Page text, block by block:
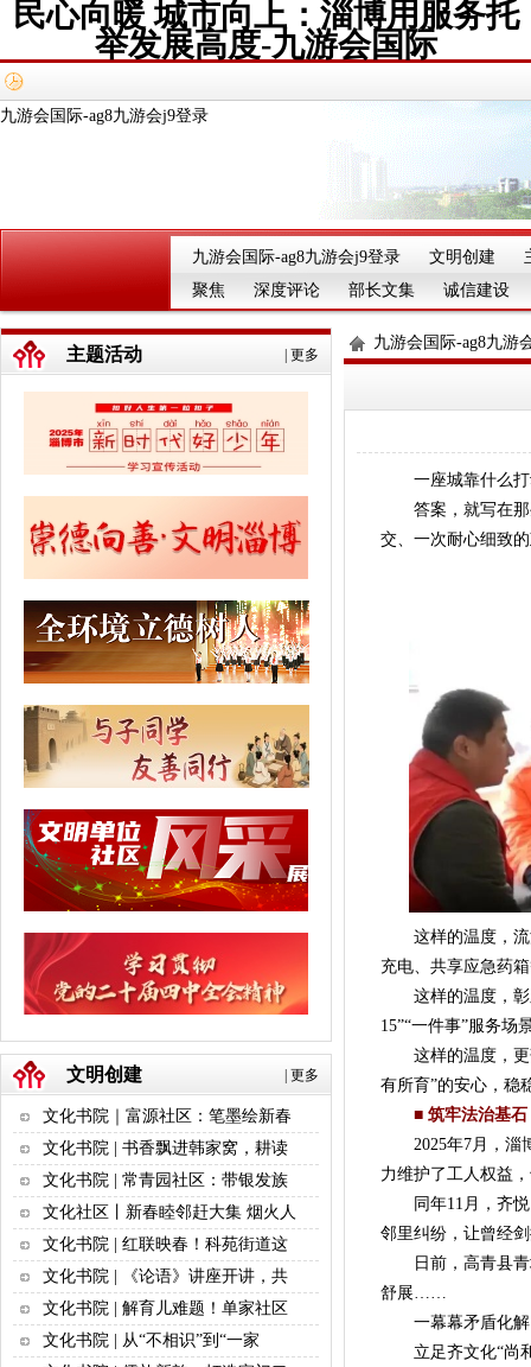
民心向暖 城市向上：淄博用服务托
举发展高度-九游会国际
九游会国际-ag8九游会j9登录
九游会国际-ag8九游会j9登录 文明创建
聚焦
深度评论 部长文集 诚信建设
更多
主题活动
更多
文明创建
文化书院｜富源社区：笔墨绘新春
文化书院 | 书香飘进韩家窝，耕读
文化书院 | 常青园社区：带银发族
文化社区丨新春睦邻赶大集 烟火人
文化书院 | 红联映春！科苑街道这
文化书院 | 《论语》讲座开讲，共
文化书院 | 解育儿难题！单家社区
文化书院 | 从“不相识”到“一家
九游会国际-ag8九游
一座城靠什么打
答案，就写在那
交、一次耐心细致
这样的温度，流
充电、共享应急药
这样的温度，彰
15”“一件事”服务场
这样的温度，更落
有所育”的安心，稳
■ 筑牢法治基
2025年7月，淄博
力维护了工人权益
同年11月，齐悦
邻里纠纷，让曾经
日前，高青县青
舒展……
一幕幕矛盾化解
立足齐文化“尚和